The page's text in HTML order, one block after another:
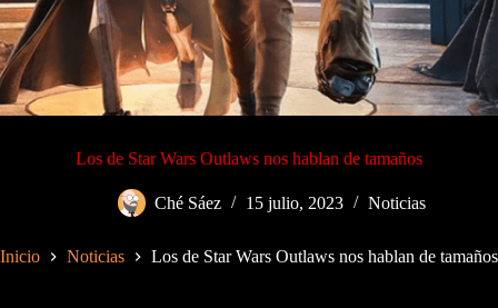
Los de Star Wars Outlaws nos hablan de tamaños
Ché Sáez 15 julio, 2023 Noticias
Inicio Noticias Los de Star Wars Outlaws nos hablan de tamaños